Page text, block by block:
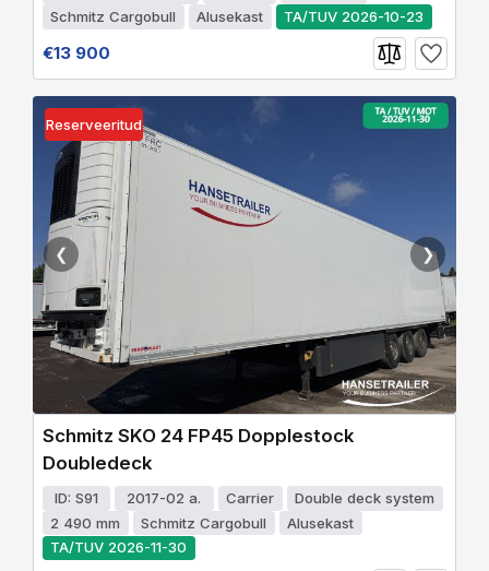
Schmitz Cargobull
Alusekast TA/TUV 2026-10-23
€13 900
Reserveeritud
❮ ❯
Schmitz SKO 24 FP45 Dopplestock
Doubledeck
ID: S91 2017-02 a. Carrier
Double deck system
2 490 mm
Schmitz Cargobull
Alusekast
TA/TUV 2026-11-30